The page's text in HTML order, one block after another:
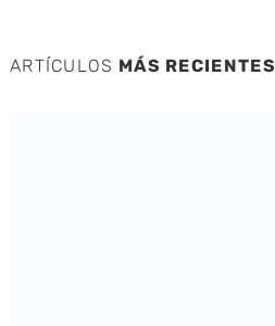
ARTÍCULOS MÁS RECIENTES